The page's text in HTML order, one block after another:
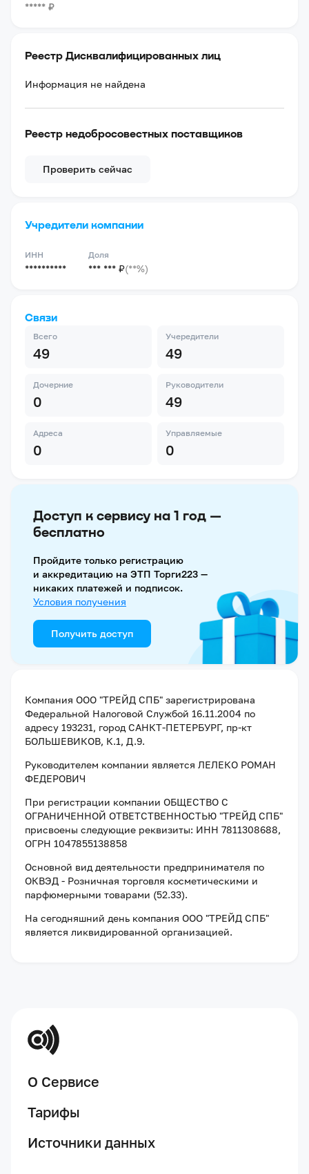
***** ₽
Реестр Дисквалифицированных лиц
Информация не найдена
Реестр недобросовестных поставщиков
Проверить сейчас
Учредители компании
ИНН
**********
Доля
*** *** ₽(**%)
Связи
Всего
49
Учередители
49
Дочерние
0
Руководители
49
Адреса
0
Управляемые
0
Доступ к сервису на 1 год —
бесплатно
Пройдите только регистрацию
и аккредитацию на ЭТП Торги223 —
никаких платежей и подписок.
Условия получения
Получить доступ
Компания ООО "ТРЕЙД СПБ" зарегистрирована
Федеральной Налоговой Службой 16.11.2004 по
адресу 193231, город САНКТ-ПЕТЕРБУРГ, пр-кт
БОЛЬШЕВИКОВ, К.1, Д.9.
Руководителем компании является ЛЕЛЕКО РОМАН
ФЕДЕРОВИЧ
При регистрации компании ОБЩЕСТВО С
ОГРАНИЧЕННОЙ ОТВЕТСТВЕННОСТЬЮ "ТРЕЙД СПБ"
присвоены следующие реквизиты: ИНН 7811308688,
ОГРН 1047855138858
Основной вид деятельности предпринимателя по
ОКВЭД - Розничная торговля косметическими и
парфюмерными товарами (52.33).
На сегодняшний день компания ООО "ТРЕЙД СПБ"
является ликвидированной организацией.
О Сервисе
Тарифы
Источники данных